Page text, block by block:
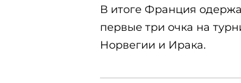
В итоге Франция
первые три очка на
Норвегии и Ирака.